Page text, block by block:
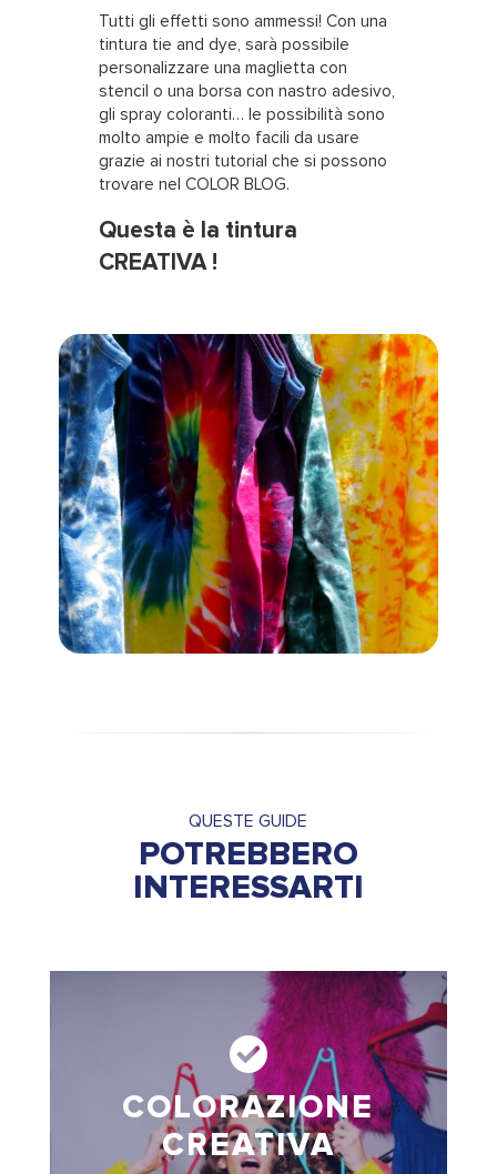
pubblicità e social media, i quali potrebbero combinarle
con altre informazioni che ha fornito loro o che hanno
raccolto dal suo utilizzo dei loro servizi.
Tutti gli effetti sono ammessi! Con una
tintura tie and dye, sarà possibile
personalizzare una maglietta con
stencil o una borsa con nastro adesivo,
gli spray coloranti… le possibilità sono
molto ampie e molto facili da usare
grazie ai nostri tutorial che si possono
trovare nel COLOR BLOG.
Questa è la tintura
CREATIVA !
QUESTE GUIDE
POTREBBERO
INTERESSARTI
COLORAZIONE
CREATIVA